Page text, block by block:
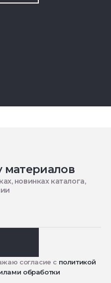
материалов
новинках каталога,
согласие с политикой
обработки